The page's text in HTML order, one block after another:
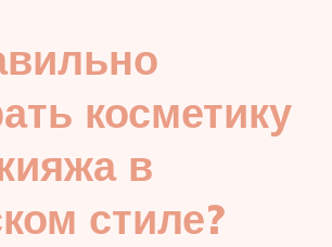
косметику
в
стиле?